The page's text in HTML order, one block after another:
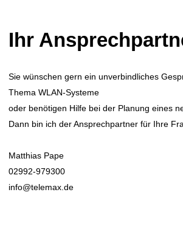
Ihr
Sie wünschen gern ein unverbindliches
Thema WLAN-Systeme
oder benötigen Hilfe bei der Planung eines
Dann bin ich der Ansprechpartner für Ihre
Matthias Pape
02992-979300
info@telemax.de